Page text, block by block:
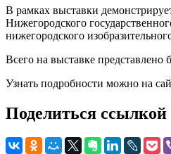
В рамках выставки
Нижегородского
нижегородского
Всего на выставке представлено
Узнать подробности можно на
Поделиться ссылкой